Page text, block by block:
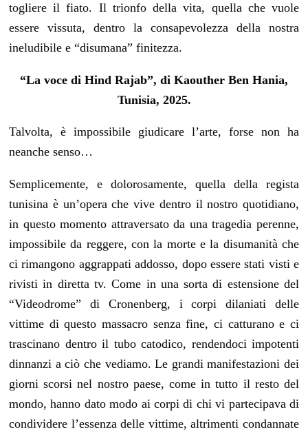
togliere il fiato. Il trionfo della vita, quella che vuole
essere vissuta, dentro la consapevolezza della nostra
ineludibile e “disumana” finitezza.
“La voce di Hind Rajab”, di Kaouther Ben Hania,
Tunisia, 2025.
Talvolta, è impossibile giudicare l’arte, forse non ha
neanche senso…
Semplicemente, e dolorosamente, quella della regista
tunisina è un’opera che vive dentro il nostro quotidiano,
in questo momento attraversato da una tragedia perenne,
impossibile da reggere, con la morte e la disumanità che
ci rimangono aggrappati addosso, dopo essere stati visti e
rivisti in diretta tv. Come in una sorta di estensione del
“Videodrome” di Cronenberg, i corpi dilaniati delle
vittime di questo massacro senza fine, ci catturano e ci
trascinano dentro il tubo catodico, rendendoci impotenti
dinnanzi a ciò che vediamo. Le grandi manifestazioni dei
giorni scorsi nel nostro paese, come in tutto il resto del
mondo, hanno dato modo ai corpi di chi vi partecipava di
condividere l’essenza delle vittime, altrimenti condannate